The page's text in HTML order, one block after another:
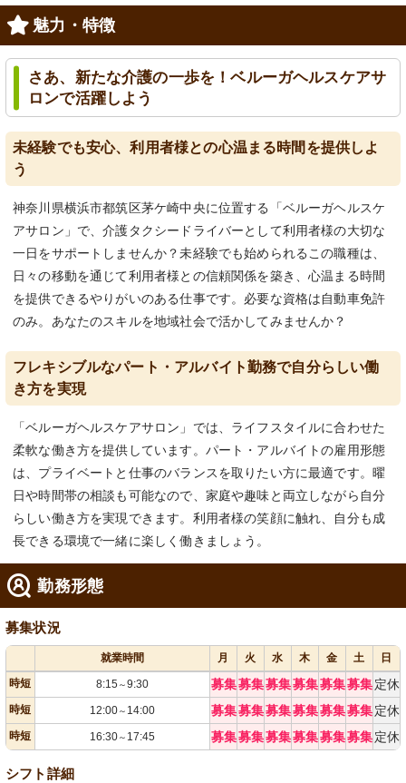
魅力・特徴
さあ、新たな介護の一歩を！ベルーガヘルスケアサ
ロンで活躍しよう
未経験でも安心、利用者様との心温まる時間を提供しよ
う
神奈川県横浜市都筑区茅ケ崎中央に位置する「ベルーガヘルスケ
アサロン」で、介護タクシードライバーとして利用者様の大切な
一日をサポートしませんか？未経験でも始められるこの職種は、
日々の移動を通じて利用者様との信頼関係を築き、心温まる時間
を提供できるやりがいのある仕事です。必要な資格は自動車免許
のみ。あなたのスキルを地域社会で活かしてみませんか？
フレキシブルなパート・アルバイト勤務で自分らしい働
き方を実現
「ベルーガヘルスケアサロン」では、ライフスタイルに合わせた
柔軟な働き方を提供しています。パート・アルバイトの雇用形態
は、プライベートと仕事のバランスを取りたい方に最適です。曜
日や時間帯の相談も可能なので、家庭や趣味と両立しながら自分
らしい働き方を実現できます。利用者様の笑顔に触れ、自分も成
長できる環境で一緒に楽しく働きましょう。
勤務形態
募集状況
就業時間 月 火 水 木 金 土
日
時短
8:15 ～9:30 募集募集募集募集募集募集 定休
時短 12:00～ 14:00 募集募集募集募集募集募集 定休
時短 16:30～ 17:45 募集募集募集募集募集募集 定休
シフト詳細